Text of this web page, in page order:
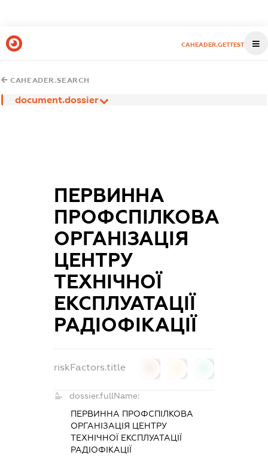
CAHEADER.GETTEST
CAHEADER.SEARCH
document.dossier
ПЕРВИННА
ПРОФСПІЛКОВА
ОРГАНІЗАЦІЯ
ЦЕНТРУ
ТЕХНІЧНОЇ
ЕКСПЛУАТАЦІЇ
РАДІОФІКАЦІЇ
riskFactors.title
dossier.fullName:
ПЕРВИННА ПРОФСПІЛКОВА
ОРГАНІЗАЦІЯ ЦЕНТРУ
ТЕХНІЧНОЇ ЕКСПЛУАТАЦІЇ
РАДІОФІКАЦІЇ